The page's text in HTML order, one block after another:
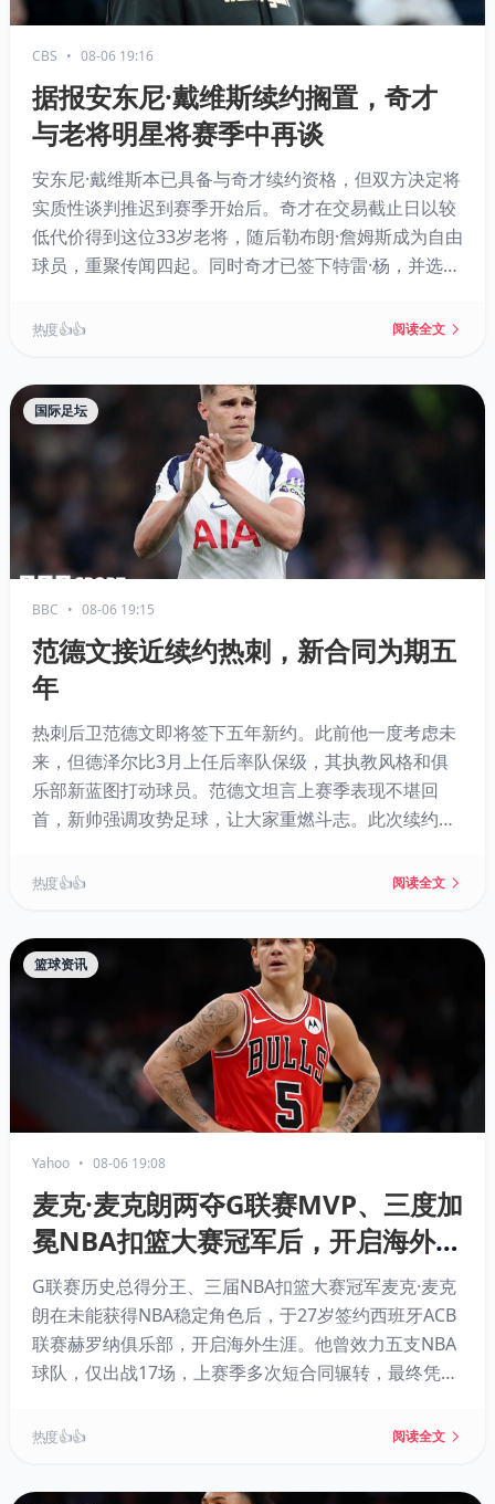
CBS • 08-06 19:16
据报安东尼·戴维斯续约搁置，奇才
与老将明星将赛季中再谈
安东尼·戴维斯本已具备与奇才续约资格，但双方决定将
实质性谈判推迟到赛季开始后。奇才在交易截止日以较
低代价得到这位33岁老将，随后勒布朗·詹姆斯成为自由
球员，重聚传闻四起。同时奇才已签下特雷·杨，并选中
热度 👍👍 阅读全文
国际足坛
BBC • 08-06 19:15
范德文接近续约热刺，新合同为期五
年
热刺后卫范德文即将签下五年新约。此前他一度考虑未
来，但德泽尔比3月上任后率队保级，其执教风格和俱
乐部新蓝图打动球员。范德文坦言上赛季表现不堪回
首，新帅强调攻势足球，让大家重燃斗志。此次续约标
热度 👍👍 阅读全文
篮球资讯
Yahoo • 08-06 19:08
麦克·麦克朗两夺G联赛MVP、三度加
冕NBA扣篮大赛冠军后，开启海外职
业生涯
G联赛历史总得分王、三届NBA扣篮大赛冠军麦克·麦克
朗在未能获得NBA稳定角色后，于27岁签约西班牙ACB
联赛赫罗纳俱乐部，开启海外生涯。他曾效力五支NBA
球队，仅出战17场，上赛季多次短合同辗转，最终凭借
之路仍留未知。
热度 👍👍 阅读全文